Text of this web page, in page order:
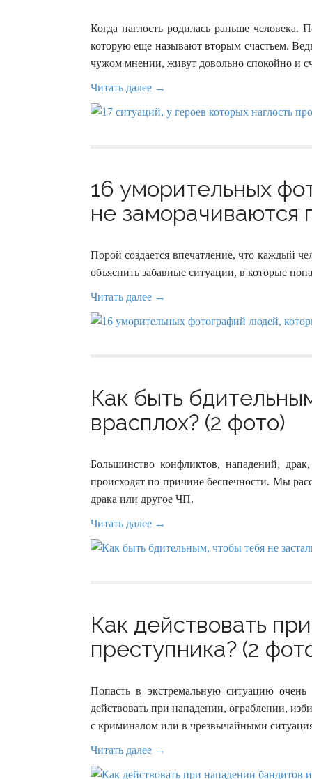
Когда наглость родилась раньше
которую еще называют вторым счастьем.
чужом мнении, живут довольно спокойно и
Читать далее →
16 уморительных
не заморачиваются
Порой создается впечатление, что каждый
объяснить забавные ситуации, в которые
Читать далее →
Как быть
врасплох? (2 фото)
Большинство конфликтов, нападений,
происходят по причине беспечности. Мы
драка или другое ЧП.
Читать далее →
Как действовать
преступника? (2
Попасть в экстремальную ситуацию
действовать при нападении, ограблении,
с криминалом или в чрезвычайными
Читать далее →